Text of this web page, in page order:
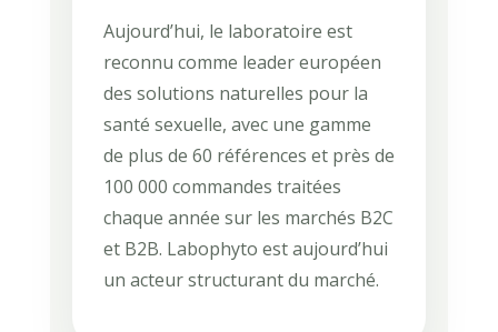
Aujourd’hui, le laboratoire est
reconnu comme leader européen
des solutions naturelles pour la
santé sexuelle, avec une gamme
de plus de 60 références et près de
100 000 commandes traitées
chaque année sur les marchés B2C
et B2B. Labophyto est aujourd’hui
un acteur structurant du marché.